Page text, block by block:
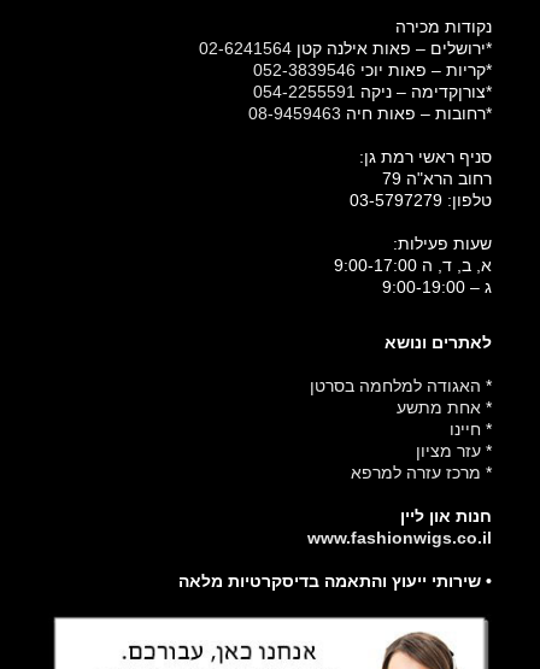
נקודות מכירה
*ירושלים – פאות אילנה קטן 02-6241564
*קריות – פאות יוכי 052-3839546
*צורןקדימה – ניקה 054-2255591
*רחובות – פאות חיה 08-9459463
סניף ראשי רמת גן:
רחוב הרא"ה 79
טלפון: 03-5797279
שעות פעילות:
א, ב, ד, ה 9:00-17:00
ג – 9:00-19:00
לאתרים ונושא
* האגודה למלחמה בסרטן
* אחת מתשע
* חיינו
* עזר מציון
* מרכז עזרה למרפא
חנות און ליין
www.fashionwigs.co.il
• שירותי ייעוץ והתאמה בדיסקרטיות מלאה